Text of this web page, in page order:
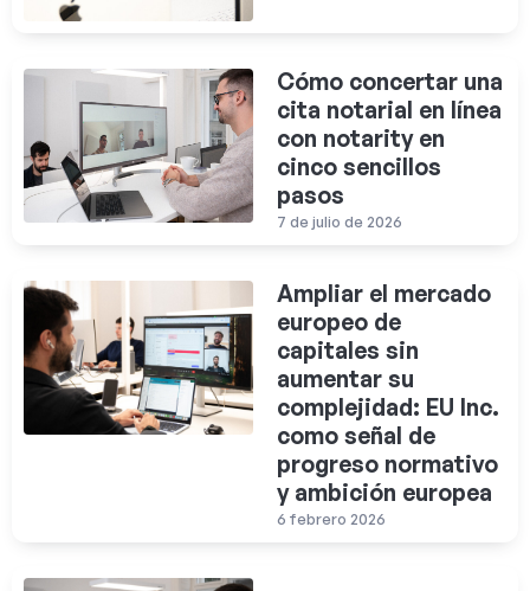
Cómo concertar una
cita notarial en línea
con notarity en
cinco sencillos
pasos
7 de julio de 2026
Ampliar el mercado
europeo de
capitales sin
aumentar su
complejidad: EU Inc.
como señal de
progreso normativo
y ambición europea
6 febrero 2026